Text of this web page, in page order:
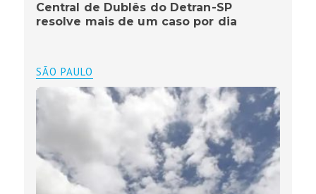
Central de Dublês do Detran-SP
resolve mais de um caso por dia
SÃO PAULO